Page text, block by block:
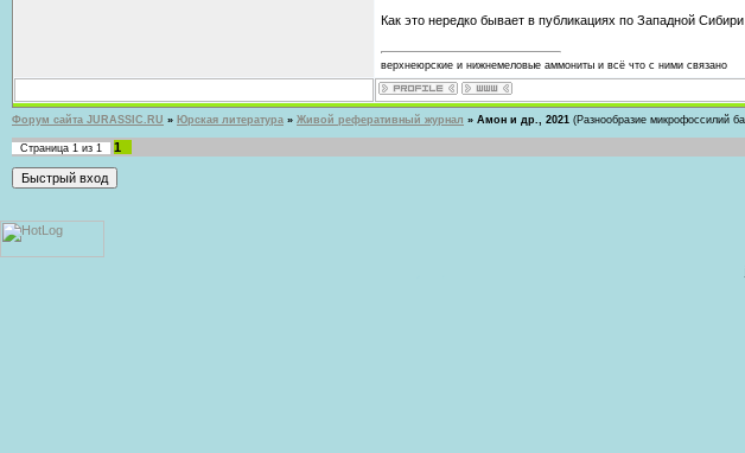
Как это нередко бывает в публикациях по Западной
верхнеюрские и нижнемеловые аммониты и всё что с ними связано
Форум сайта JURASSIC.RU » Юрская литература » Живой реферативный журнал » Амон и др., 2021 (Разнообразие микрофоссилий
Страница 1 из 1
1